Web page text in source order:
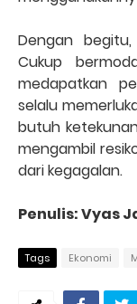
Dengan
Cukup
medapatkan
selalu
butuh
mengambil
dari kegagalan.
Penulis: Vyas
Tags Ekonomi